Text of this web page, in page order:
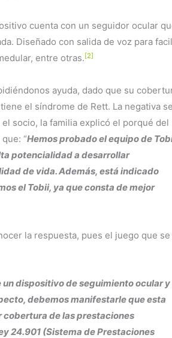
cuenta con un seguidor ocular
Diseñado con salida de voz para
entre otras.[2]
ayuda, dado que su
el síndrome de Rett. La negativa se
socio, la familia explicó el porqué del
“Hemos probado el equipo de
potencialidad a desarrollar
de vida. Además, está indicado
el Tobii, ya que consta de mejor
la respuesta, pues el juego que se
dispositivo de seguimiento ocular y
debemos manifestarle que esta
cobertura de las prestaciones
24.901 (Sistema de Prestaciones